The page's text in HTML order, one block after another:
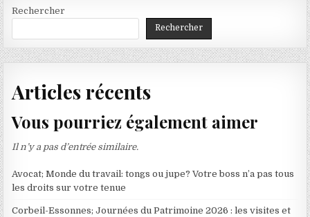
Rechercher
Rechercher
Articles récents
Vous pourriez également aimer
Il n’y a pas d’entrée similaire.
Avocat; Monde du travail: tongs ou jupe? Votre boss n’a pas tous
les droits sur votre tenue
Corbeil-Essonnes; Journées du Patrimoine 2026 : les visites et